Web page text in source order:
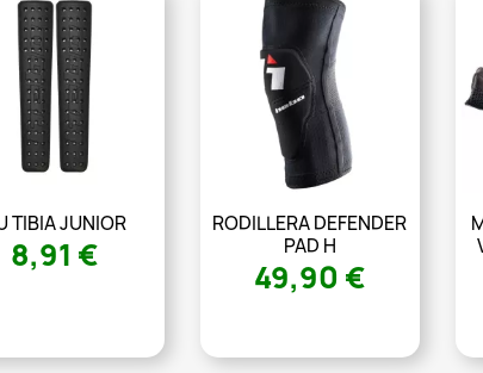
TIBIA JUNIOR
8,91 €
RODILLERA DEFENDER
PAD H
49,90 €